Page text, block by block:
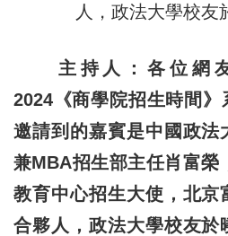
人，政法大學校友
主持人：各位網
2024《商學院招生時間》
邀請到的嘉賓是中國政法
兼MBA招生部主任肖富榮
教育中心招生大使，北京
合夥人，政法大學校友於